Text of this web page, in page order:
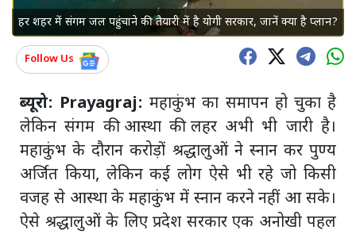
हर शहर में संगम जल पहुंचाने की तैयारी में है योगी सरकार, जानें क्या है प्लान?
Follow Us
ब्यूरो: Prayagraj: महाकुंभ का समापन हो चुका है
लेकिन संगम की आस्था की लहर अभी भी जारी है।
महाकुंभ के दौरान करोड़ों श्रद्धालुओं ने स्नान कर पुण्य
अर्जित किया, लेकिन कई लोग ऐसे भी रहे जो किसी
वजह से आस्था के महाकुंभ में स्नान करने नहीं आ सके।
ऐसे श्रद्धालुओं के लिए प्रदेश सरकार एक अनोखी पहल